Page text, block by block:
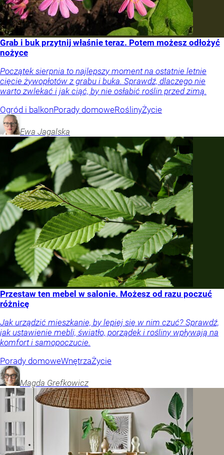
Grab i buk przytnij właśnie teraz. Potem możesz odłożyć
nożyce
Początek sierpnia to najlepszy moment na ostatnie letnie
cięcie żywopłotów z grabu i buka. Sprawdź, dlaczego nie
warto zwlekać i jak ciąć, by nie osłabić roślin przed zimą.
Ogród i balkonPorady domoweRoślinyŻycie
Ewa Jagalska
Przestaw ten mebel w salonie. Możesz od razu poczuć
różnicę
Jak urządzić mieszkanie, by lepiej się w nim czuć? Sprawdź,
jak ustawienie mebli, światło, porządek i rośliny wpływają na
komfort i samopoczucie.
Porady domoweWnętrzaŻycie
Magda Grefkowicz